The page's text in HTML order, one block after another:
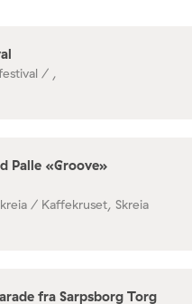
/ ,
Palle «Groove»
/ Kaffekruset, Skreia
fra Sarpsborg Torg